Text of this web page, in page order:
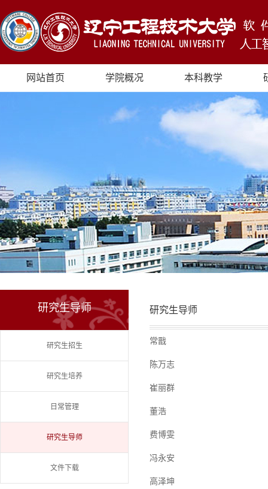
网站首页 学院概况 本科教学
研究生导师
研究生招生
研究生培养
日常管理
研究生导师
文件下载
研究生导师
常戬
陈万志
崔丽群
董浩
费博雯
冯永安
高泽坤